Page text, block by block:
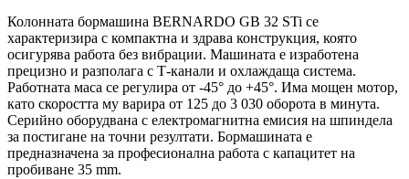
Колонната бормашина BERNARDO GB 32 STi се
характеризира с компактна и здрава конструкция, която
осигурява работа без вибрации. Машината е изработена
прецизно и разполага с Т-канали и охлаждаща система.
Работната маса се регулира от -45° до +45°. Има мощен мотор,
като скоростта му варира от 125 до 3 030 оборота в минута.
Серийно оборудвана с електромагнитна емисия на шпиндела
за постигане на точни резултати. Бормашината е
предназначена за професионална работа с капацитет на
пробиване 35 mm.